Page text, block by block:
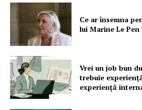
Ce ar însemna
lui Marine Le
Vrei un job bun
trebuie
experiență